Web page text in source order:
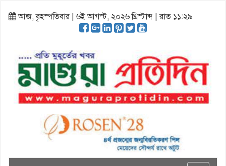
আজ, বৃহস্পতিবার | ৬ই আগস্ট, ২০২৬ খ্রিস্টাব্দ | রাত ১১:২৯